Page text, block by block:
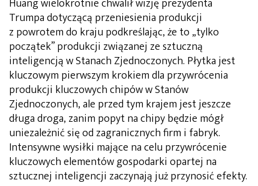
Trumpa dotyczącą przeniesienia produkcji
z powrotem do kraju podkreślając, że to „tylko
początek” produkcji związanej ze sztuczną
inteligencją w Stanach Zjednoczonych. Płytka jest
kluczowym pierwszym krokiem dla przywrócenia
produkcji kluczowych chipów w Stanów
Zjednoczonych, ale przed tym krajem jest jeszcze
długa droga, zanim popyt na chipy będzie mógł
uniezależnić się od zagranicznych firm i fabryk.
Intensywne wysiłki mające na celu przywrócenie
kluczowych elementów gospodarki opartej na
sztucznej inteligencji zaczynają już przynosić efekty.